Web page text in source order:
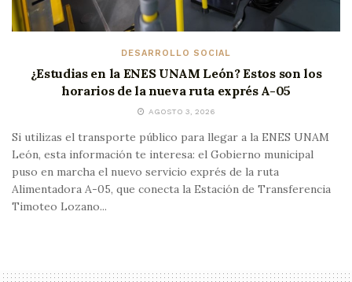
DESARROLLO SOCIAL
¿Estudias en la ENES UNAM León? Estos son los
horarios de la nueva ruta exprés A-05
AGOSTO 3, 2026
Si utilizas el transporte público para llegar a la ENES UNAM
León, esta información te interesa: el Gobierno municipal
puso en marcha el nuevo servicio exprés de la ruta
Alimentadora A-05, que conecta la Estación de Transferencia
Timoteo Lozano...